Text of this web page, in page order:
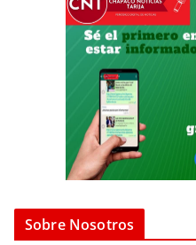
Sobre Nosotros